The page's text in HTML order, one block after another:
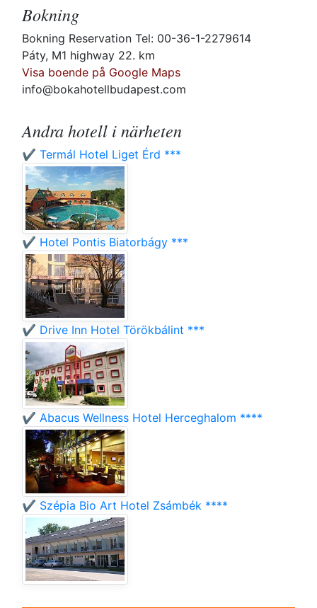
Bokning
Bokning Reservation Tel: 00-36-1-2279614
Páty, M1 highway 22. km
Visa boende på Google Maps
info@bokahotellbudapest.com
Andra hotell i närheten
✔️ Termál Hotel Liget Érd ***
✔️ Hotel Pontis Biatorbágy ***
✔️ Drive Inn Hotel Törökbálint ***
✔️ Abacus Wellness Hotel Herceghalom ****
✔️ Szépia Bio Art Hotel Zsámbék ****